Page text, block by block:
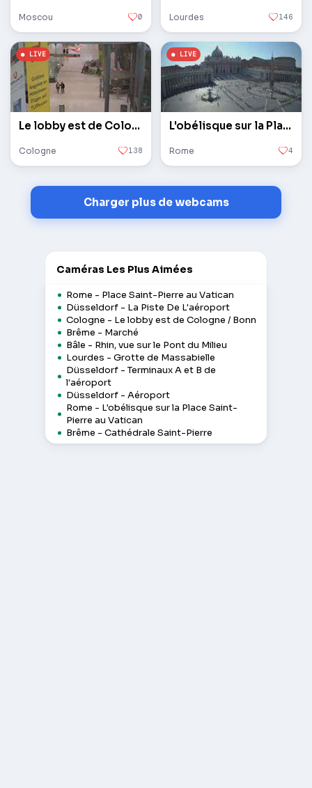
Moscou 0 Lourdes 146
Le lobby est de Cologne / Bonn
Cologne 138
L'obélisque sur la Place Saint-Pierre au Vatican
Rome 4
Charger plus de webcams
Caméras Les Plus Aimées
Rome - Place Saint-Pierre au Vatican
Düsseldorf - La Piste De L'aéroport
Cologne - Le lobby est de Cologne / Bonn
Brême - Marché
Bâle - Rhin, vue sur le Pont du Milieu
Lourdes - Grotte de Massabielle
Düsseldorf - Terminaux A et B de
l'aéroport
Düsseldorf - Aéroport
Rome - L'obélisque sur la Place Saint-
Pierre au Vatican
Brême - Cathédrale Saint-Pierre